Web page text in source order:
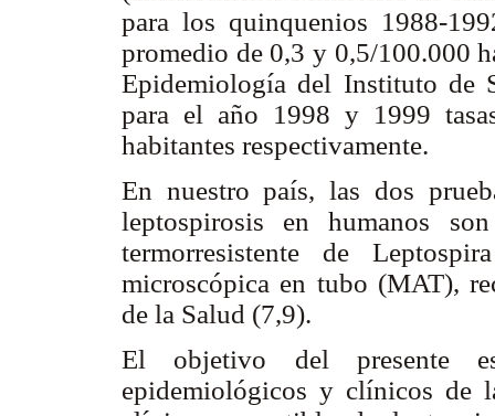
para los quinquenios 1988-
promedio de 0,3 y 0,5/100.000
Epidemiología del Instituto de
para el año 1998 y 1999
habitantes respectivamente.
En nuestro país, las dos
leptospirosis en humanos
termorresistente de
microscópica en tubo (MAT),
de la Salud (7,9).
El objetivo del presente
epidemiológicos y clínicos de